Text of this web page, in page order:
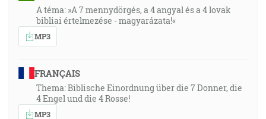
A téma: »A 7 mennydörgés, a 4 angyal és a 4 lovak
bibliai értelmezése - magyarázata!«
MP3
FRANÇAIS
Thema: Biblische Einordnung über die 7 Donner, die
4 Engel und die 4 Rosse!
MP3